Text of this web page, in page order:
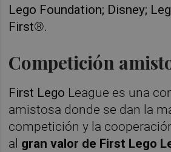
Lego Foundation; Disney;
First®.
Competición
First Lego League es una
amistosa donde se dan la
competición y la
al gran valor de First Lego